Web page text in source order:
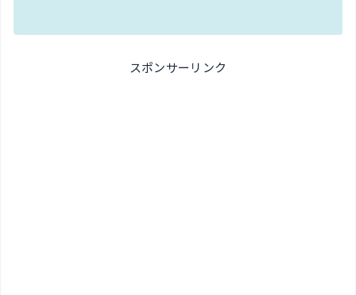
スポンサーリンク